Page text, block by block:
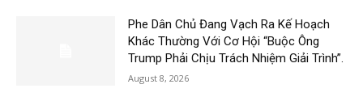
Phe Dân Chủ Đang Vạch Ra Kế Hoạch
Khác Thường Với Cơ Hội “Buộc Ông
Trump Phải Chịu Trách Nhiệm Giải Trình”.
August 8, 2026